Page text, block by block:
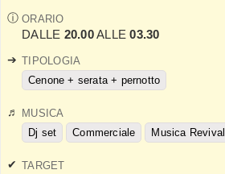
ORARIO
DALLE 20.00ALLE03.30
TIPOLOGIA
Cenone + serata + pernotto
MUSICA
Dj set
Commerciale Musica Revival
TARGET